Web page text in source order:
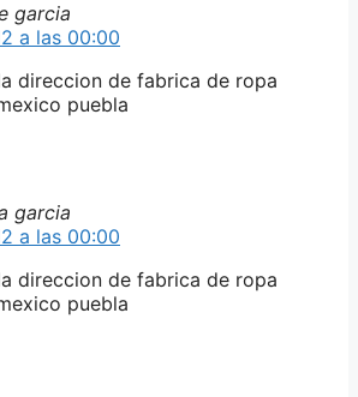
garcia
a las 00:00
direccion de fabrica de ropa
puebla
garcia
a las 00:00
direccion de fabrica de ropa
puebla